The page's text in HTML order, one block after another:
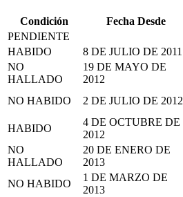
Condición Fecha Desde
PENDIENTE
HABIDO
8 DE JULIO DE 2011
NO
HALLADO
19 DE MAYO DE
2012
NO HABIDO 2 DE JULIO DE 2012
HABIDO
4 DE OCTUBRE DE
2012
NO
HALLADO
20 DE ENERO DE
2013
NO HABIDO
1 DE MARZO DE
2013